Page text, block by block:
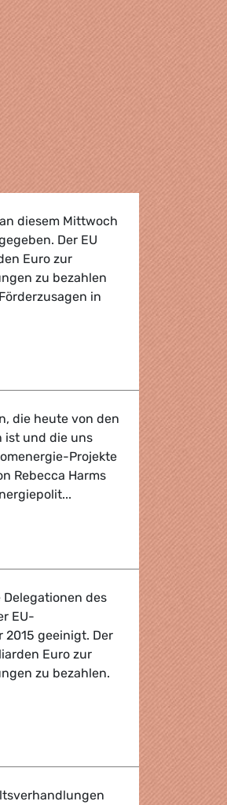
diesem Mittwoch
Der EU
Euro zur
zu bezahlen
in
die heute von den
ist und die uns
Projekte
Rebecca Harms
des
EU-
geeinigt. Der
Euro zur
zu bezahlen.